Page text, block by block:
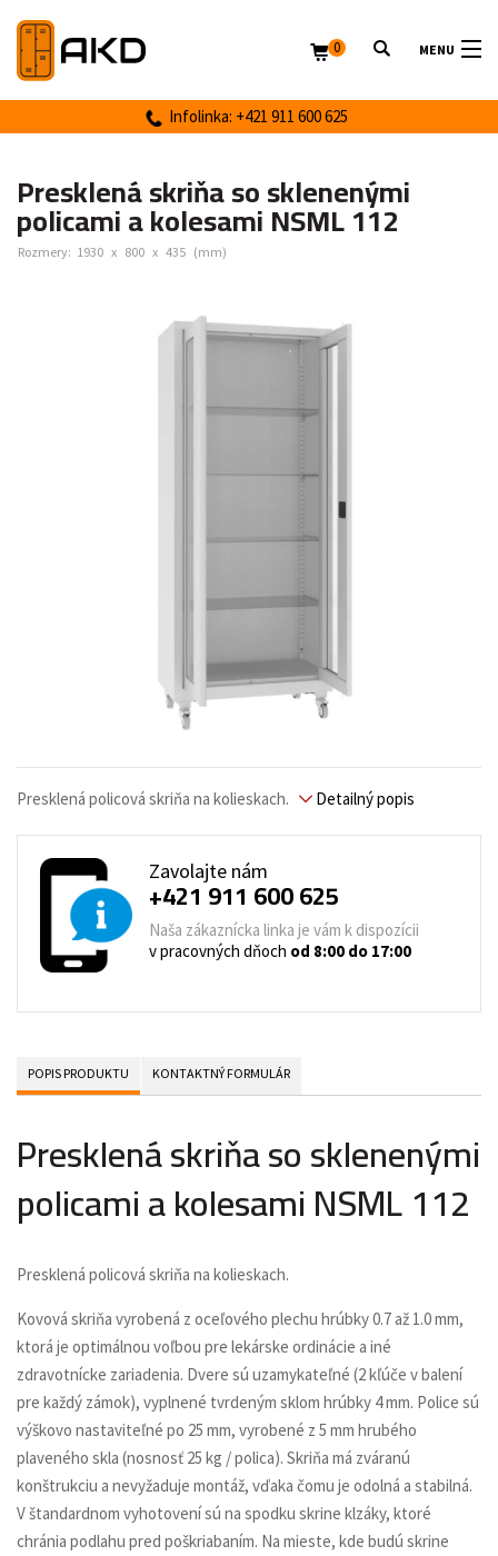
MENU
Infolinka: +421 911 600 625
0
Presklená skriňa so sklenenými
policami a kolesami NSML 112
Rozmery: 1930 x 800 x 435 (mm)
Presklená policová skriňa na kolieskach. Detailný popis
Zavolajte nám
+421 911 600 625
Naša zákaznícka linka je vám k dispozícii
v pracovných dňoch od 8:00 do 17:00
POPIS PRODUKTU KONTAKTNÝ FORMULÁR
Presklená skriňa so sklenenými
policami a kolesami NSML 112
Presklená policová skriňa na kolieskach.
Kovová skriňa vyrobená z oceľového plechu hrúbky 0.7 až 1.0 mm,
ktorá je optimálnou voľbou pre lekárske ordinácie a iné
zdravotnícke zariadenia. Dvere sú uzamykateľné (2 kľúče v balení
pre každý zámok), vyplnené tvrdeným sklom hrúbky 4 mm. Police sú
výškovo nastaviteľné po 25 mm, vyrobené z 5 mm hrubého
plaveného skla (nosnosť 25 kg / polica). Skriňa má zváranú
konštrukciu a nevyžaduje montáž, vďaka čomu je odolná a stabilná.
V štandardnom vyhotovení sú na spodku skrine klzáky, ktoré
chránia podlahu pred poškriabaním. Na mieste, kde budú skrine